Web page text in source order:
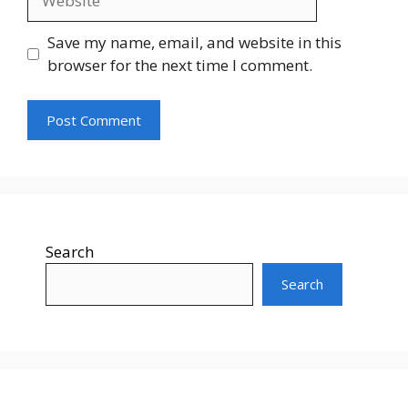
Save my name, email, and website in this
browser for the next time I comment.
Search
Search